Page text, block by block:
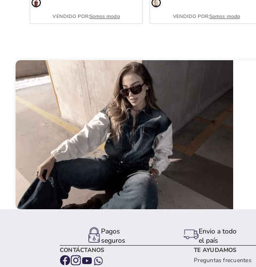
VENDIDO POR:Somos moda VENDIDO POR:Somos moda
Pagos
seguros
Envio a todo
el país
CONTÁCTANOS
TE AYUDAMOS
Preguntas frecuentes